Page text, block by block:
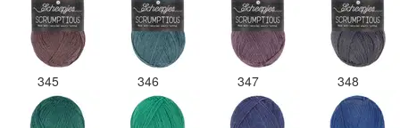
345 346 347 348